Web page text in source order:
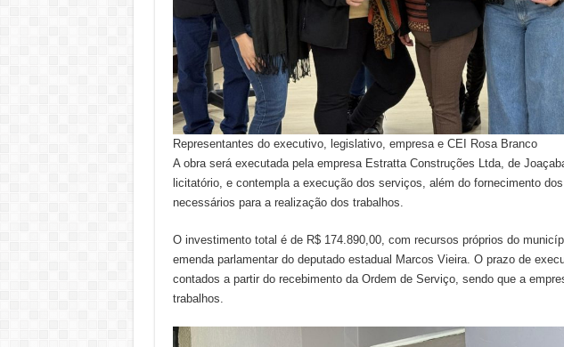
Representantes do executivo, legislativo, empresa e CEI Rosa Branco
A obra será executada pela empresa Estratta Construções Ltda, de
licitatório, e contempla a execução dos serviços, além do fornecimento
necessários para a realização dos trabalhos.
O investimento total é de R$ 174.890,00, com recursos próprios do
emenda parlamentar do deputado estadual Marcos Vieira. O prazo de
contados a partir do recebimento da Ordem de Serviço, sendo que a
trabalhos.